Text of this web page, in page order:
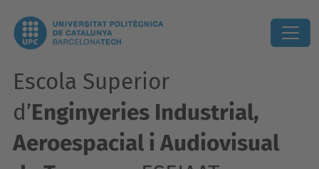
Escola Superior
d’Enginyeries Industrial,
Aeroespacial i Audiovisual